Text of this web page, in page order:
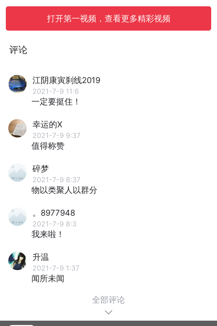
打开第一视频，查看更多精彩视频
评论
江阴康寅刹线2019
2021-7-9 11:6
一定要挺住！
幸运的X
2021-7-9 9:37
值得称赞
碎梦
2021-7-9 8:37
物以类聚人以群分
。8977948
2021-7-9 8:3
我来啦！
升温
2021-7-9 1:37
闻所未闻
全部评论